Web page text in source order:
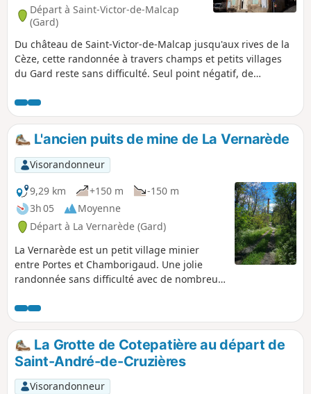
Départ à Saint-Victor-de-Malcap
(Gard)
Du château de Saint-Victor-de-Malcap jusqu'aux rives de la
Cèze, cette randonnée à travers champs et petits villages
du Gard reste sans difficulté. Seul point négatif, de
positifs : - primo, après les pluies cette randonnée reste
accessible - et secondo, ces petites routes desservant des
mas sont quasi sans circulation.
L'ancien puits de mine de La Vernarède
Visorandonneur
9,29 km
+150 m
-150 m
3h 05
Moyenne
Départ à La Vernarède (Gard)
La Vernarède est un petit village minier
entre Portes et Chamborigaud. Une jolie
randonnée sans difficulté avec de nombreux
moins au printemps (en été ce ne sera peut
être pas le cas). La piste s'étire sous les pins
et quelques châtaigniers et longe le
Ruisseau de Broussous. De nombreuses
fleurs parsèment les points d'eaux tel que de
magnifiques ancolies et marguerites.
La Grotte de Cotepatière au départ de
Saint-André-de-Cruzières
Visorandonneur